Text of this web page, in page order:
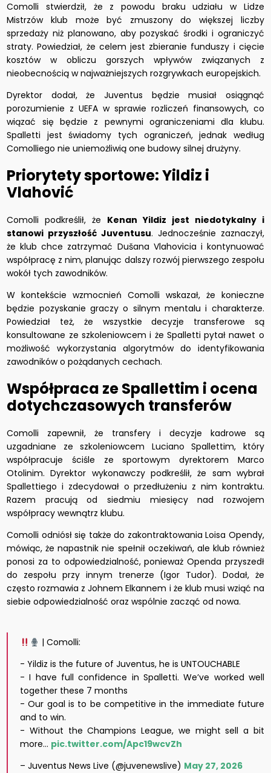
Comolli stwierdził, że z powodu braku udziału w Lidze
Mistrzów klub może być zmuszony do większej liczby
sprzedaży niż planowano, aby pozyskać środki i ograniczyć
straty. Powiedział, że celem jest zbieranie funduszy i cięcie
kosztów w obliczu gorszych wpływów związanych z
nieobecnością w najważniejszych rozgrywkach europejskich.
Dyrektor dodał, że Juventus będzie musiał osiągnąć
porozumienie z UEFA w sprawie rozliczeń finansowych, co
wiązać się będzie z pewnymi ograniczeniami dla klubu.
Spalletti jest świadomy tych ograniczeń, jednak według
Comolliego nie uniemożliwią one budowy silnej drużyny.
Priorytety sportowe: Yildiz i
Vlahović
Comolli podkreślił, że Kenan Yildiz jest niedotykalny i
stanowi przyszłość Juventusu. Jednocześnie zaznaczył,
że klub chce zatrzymać Dušana Vlahovicia i kontynuować
współpracę z nim, planując dalszy rozwój pierwszego zespołu
wokół tych zawodników.
W kontekście wzmocnień Comolli wskazał, że konieczne
będzie pozyskanie graczy o silnym mentalu i charakterze.
Powiedział też, że wszystkie decyzje transferowe są
konsultowane ze szkoleniowcem i że Spalletti pytał nawet o
możliwość wykorzystania algorytmów do identyfikowania
zawodników o pożądanych cechach.
Współpraca ze Spallettim i ocena
dotychczasowych transferów
Comolli zapewnił, że transfery i decyzje kadrowe są
uzgadniane ze szkoleniowcem Luciano Spallettim, który
współpracuje ściśle ze sportowym dyrektorem Marco
Otolinim. Dyrektor wykonawczy podkreślił, że sam wybrał
Spallettiego i zdecydował o przedłużeniu z nim kontraktu.
Razem pracują od siedmiu miesięcy nad rozwojem
współpracy wewnątrz klubu.
Comolli odniósł się także do zakontraktowania Loisa Opendy,
mówiąc, że napastnik nie spełnił oczekiwań, ale klub również
ponosi za to odpowiedzialność, ponieważ Openda przyszedł
do zespołu przy innym trenerze (Igor Tudor). Dodał, że
często rozmawia z Johnem Elkannem i że klub musi wziąć na
siebie odpowiedzialność oraz wspólnie zacząć od nowa.
| Comolli:
- Yildiz is the future of Juventus, he is UNTOUCHABLE
- I have full confidence in Spalletti. We’ve worked well
together these 7 months
- Our goal is to be competitive in the immediate future
and to win.
- Without the Champions League, we might sell a bit
more… pic.twitter.com/Apc19wcvZh
– Juventus News Live (@juvenewslive) May 27, 2026